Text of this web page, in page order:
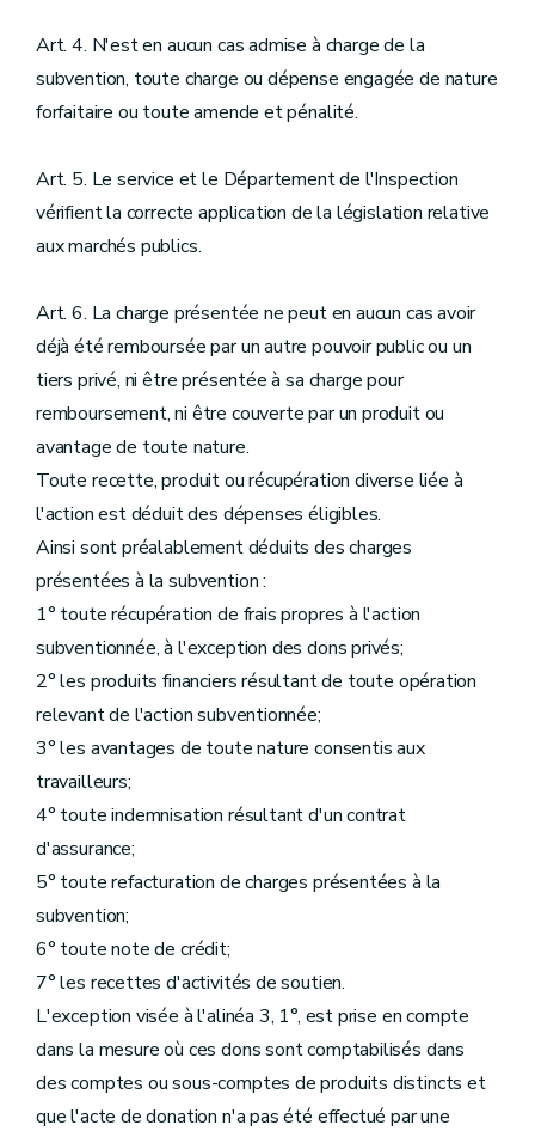
Art. 4. N'est en aucun cas admise à charge de la
subvention, toute charge ou dépense engagée de nature
forfaitaire ou toute amende et pénalité.
Art. 5. Le service et le Département de l'Inspection
vérifient la correcte application de la législation relative
aux marchés publics.
Art. 6. La charge présentée ne peut en aucun cas avoir
déjà été remboursée par un autre pouvoir public ou un
tiers privé, ni être présentée à sa charge pour
remboursement, ni être couverte par un produit ou
avantage de toute nature.
Toute recette, produit ou récupération diverse liée à
l'action est déduit des dépenses éligibles.
Ainsi sont préalablement déduits des charges
présentées à la subvention :
1° toute récupération de frais propres à l'action
subventionnée, à l'exception des dons privés;
2° les produits financiers résultant de toute opération
relevant de l'action subventionnée;
3° les avantages de toute nature consentis aux
travailleurs;
4° toute indemnisation résultant d'un contrat
d'assurance;
5° toute refacturation de charges présentées à la
subvention;
6° toute note de crédit;
7° les recettes d'activités de soutien.
L'exception visée à l'alinéa 3, 1°, est prise en compte
dans la mesure où ces dons sont comptabilisés dans
des comptes ou sous-comptes de produits distincts et
que l'acte de donation n'a pas été effectué par une